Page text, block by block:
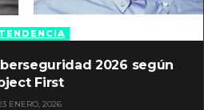
2026 según
First
ENERO, 2026